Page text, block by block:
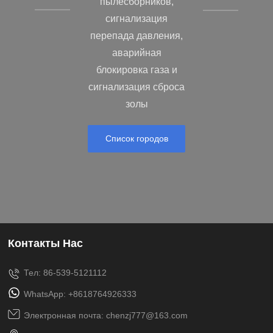
сигнализация
перепада давления,
аварийная
блокировка газа и
сигнализация сброса
золы
Список городов
Контакты Нас
Тел: 86-539-5121112
WhatsApp: +8618764926333
Электронная почта: chenzj777@163.com